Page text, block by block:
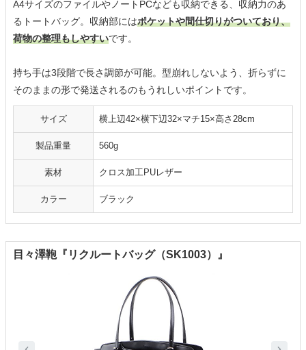
A4サイズのファイルやノートPCなども収納できる、収納力のあ
るトートバッグ。収納部にはポケットや間仕切りがついており、
荷物の整理もしやすいです。
持ち手は3段階で長さ調節が可能。型崩れしないよう、折らずに
そのままの形で発送されるのもうれしいポイントです。
サイズ 横上辺42×横下辺32×マチ15×高さ28cm
製品重量 560g
素材 クロス加工PUレザー
カラー ブラック
目々澤鞄『リクルートバッグ（SK1003）』